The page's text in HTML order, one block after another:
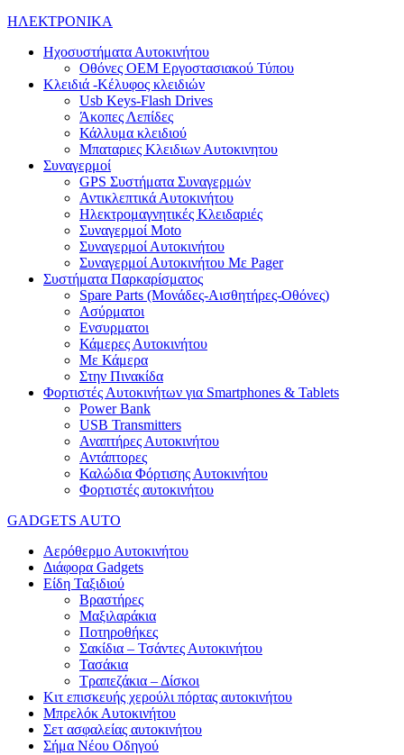
ΗΛΕΚΤΡΟΝΙΚΑ
Ηχοσυστήματα Αυτοκινήτου
Οθόνες OEM Εργοστασιακού Τύπου
Κλειδιά -Κέλυφος κλειδιών
Usb Keys-Flash Drives
Άκοπες Λεπίδες
Κάλλυμα κλειδιού
Μπαταριες Κλειδιων Αυτοκινητου
Συναγερμοί
GPS Συστήματα Συναγερμών
Αντικλεπτικά Αυτοκινήτου
Ηλεκτρομαγνητικές Κλειδαριές
Συναγερμοί Moto
Συναγερμοί Αυτοκινήτου
Συναγερμοί Αυτοκινήτου Με Pager
Συστήματα Παρκαρίσματος
Spare Parts (Mονάδες-Αισθητήρες-Οθόνες)
Ασύρματοι
Ενσυρματοι
Κάμερες Αυτοκινήτου
Με Κάμερα
Στην Πινακίδα
Φορτιστές Αυτοκινήτων για Smartphones & Tablets
Power Bank
USB Transmitters
Αναπτήρες Αυτοκινήτου
Αντάπτορες
Καλώδια Φόρτισης Αυτοκινήτου
Φορτιστές αυτοκινήτου
GADGETS AUTO
Αερόθερμο Αυτοκινήτου
Διάφορα Gadgets
Είδη Ταξιδιού
Βραστήρες
Μαξιλαράκια
Ποτηροθήκες
Σακίδια – Τσάντες Αυτοκινήτου
Τασάκια
Τραπεζάκια – Δίσκοι
Κιτ επισκευής χερούλι πόρτας αυτοκινήτου
Μπρελόκ Αυτοκινήτου
Σετ ασφαλείας αυτοκινήτου
Σήμα Νέου Οδηγού